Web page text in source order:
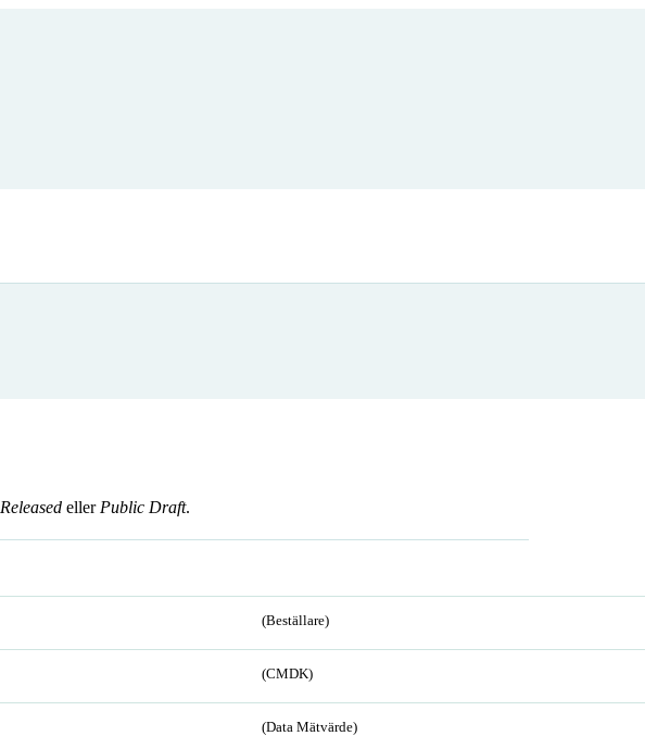
Released eller Public Draft.
(Beställare)
(CMDK)
(Data Mätvärde)